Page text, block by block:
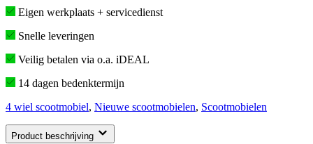
Eigen werkplaats + servicedienst
Snelle leveringen
Veilig betalen via o.a. iDEAL
14 dagen bedenktermijn
4 wiel scootmobiel, Nieuwe scootmobielen, Scootmobielen
Product beschrijving